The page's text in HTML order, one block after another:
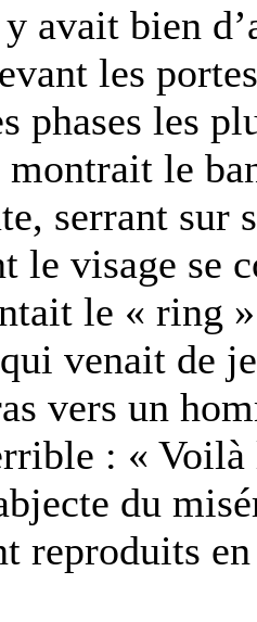
avait bien
les
phases les
montrait le
serrant
le visage se
le « ring
venait de
vers un
: «
du
reproduits